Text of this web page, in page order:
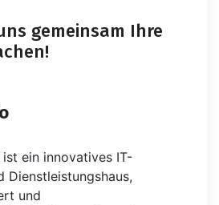
gemeinsam Ihre
ist ein innovatives IT-
Dienstleistungshaus,
und